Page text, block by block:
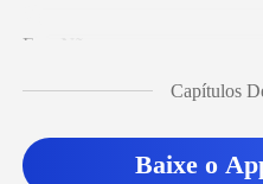
Capítulos
Baixe o